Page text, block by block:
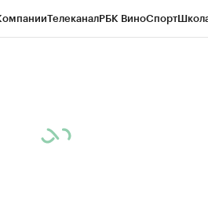
ТелеканалРБК ВиноСпорт